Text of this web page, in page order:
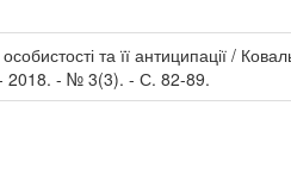
та її антиципації /
- 2018. - № 3(3). - С. 82-89.